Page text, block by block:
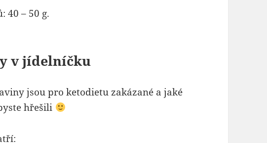
40 – 50 g.
v jídelníčku
jsou pro ketodietu zakázané a jaké
hřešili